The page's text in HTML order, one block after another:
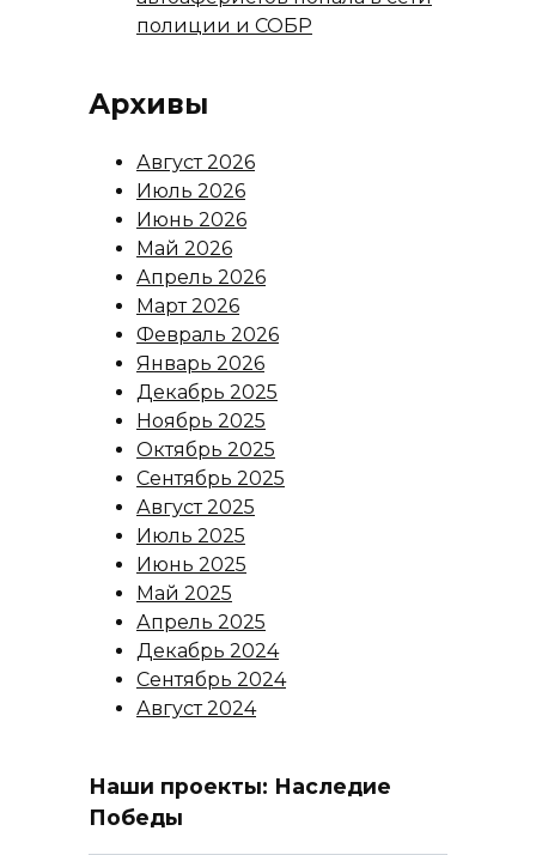
полиции и СОБР
Архивы
Август 2026
Июль 2026
Июнь 2026
Май 2026
Апрель 2026
Март 2026
Февраль 2026
Январь 2026
Декабрь 2025
Ноябрь 2025
Октябрь 2025
Сентябрь 2025
Август 2025
Июль 2025
Июнь 2025
Май 2025
Апрель 2025
Декабрь 2024
Сентябрь 2024
Август 2024
Наши проекты: Наследие
Победы